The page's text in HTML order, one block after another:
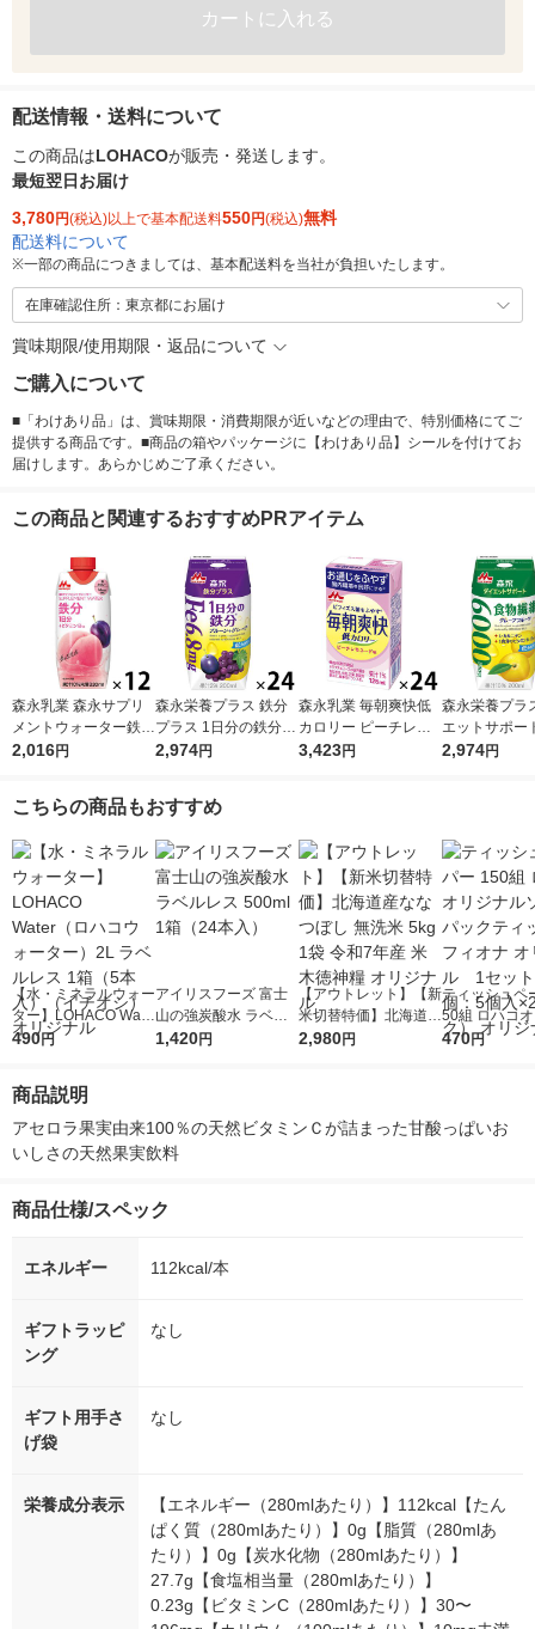
カートに入れる
配送情報・送料について
この商品はLOHACOが販売・発送します。
最短翌日お届け
3,780円(税込)以上で基本配送料550円(税込)無料
配送料について
※一部の商品につきましては、基本配送料を当社が負担いたします。
在庫確認住所：東京都にお届け
賞味期限/使用期限・返品について
ご購入について
■「わけあり品」は、賞味期限・消費期限が近いなどの理由で、特別価格にてご
提供する商品です。■商品の箱やパッケージに【わけあり品】シールを付けてお
届けします。あらかじめご了承ください。
この商品と関連するおすすめPRアイテム
森永乳業 森永サプリ
メントウォーター鉄分
香るもも水 330ml 1箱
2,016円
森永栄養プラス 鉄分
プラス 1日分の鉄分
プルーン＋グレープ 2
リメントドリンク 森
2,974円
森永乳業 毎朝爽快低
カロリー ピーチレモ
ネード味 125ml 1箱
3,423円
森永栄養プラ
エットサポー
繊維 グレープ
2,974円
こちらの商品もおすすめ
【水・ミネラルウォー
ター】LOHACO Wate
r（ロハコウォータ
シ） オリジナル
490円
アイリスフーズ 富士
山の強炭酸水 ラベル
レス 500ml 1箱（24
1,420円
【アウトレット】【新
米切替特価】北海道産
ななつぼし 無洗米 5k
2,980円
ティッシュペ
50組 ロハコ
ルソフトパッ
オリジナル
470円
商品説明
アセロラ果実由来100％の天然ビタミンＣが詰まった甘酸っぱいお
いしさの天然果実飲料
商品仕様/スペック
エネルギー 112kcal/本
ギフトラッピ
ング
なし
ギフト用手さ
げ袋
なし
栄養成分表示
【エネルギー（280mlあたり）】112kcal【たん
ぱく質（280mlあたり）】0g【脂質（280mlあ
たり）】0g【炭水化物（280mlあたり）】
27.7g【食塩相当量（280mlあたり）】
0.23g【ビタミンC（280mlあたり）】30〜